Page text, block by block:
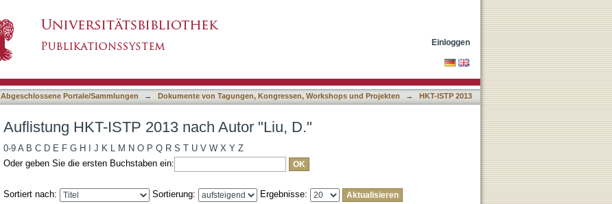
Einloggen
Abgeschlossene Portale/Sammlungen → Dokumente von Tagungen, Kongressen, Workshops und Projekten →
HKT-ISTP 2013
Auflistung HKT-ISTP 2013 nach Autor "Liu, D."
0-9 A B C D E F G H J K L M N O P Q R S T U V W X Y Z
Oder geben Sie die ersten Buchstaben ein:
Sortiert nach: Sortierung: Ergebnisse: